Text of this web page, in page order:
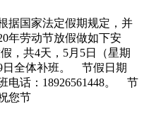
国家法定假期规定，并
年劳动节放假做如下安
，共4天，5月5日（星期
日全体补班。 节假日期
电话：18926561448。 节
您节